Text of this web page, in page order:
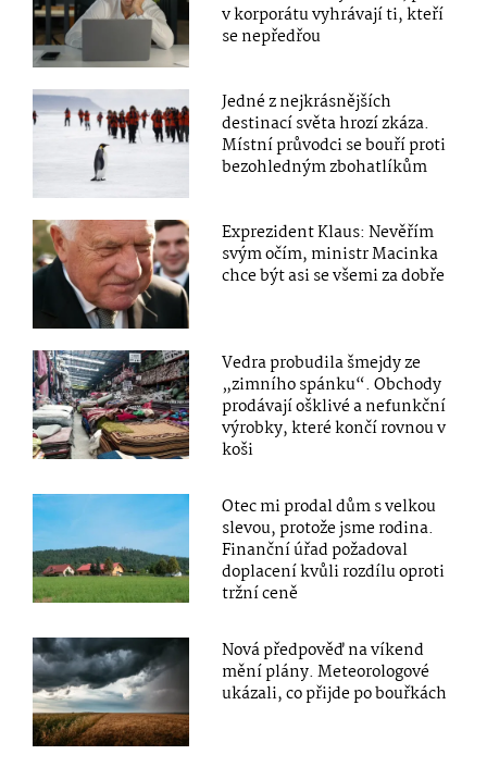
v korporátu vyhrávají ti, kteří
se nepředřou
Jedné z nejkrásnějších
destinací světa hrozí zkáza.
Místní průvodci se bouří proti
bezohledným zbohatlíkům
Exprezident Klaus: Nevěřím
svým očím, ministr Macinka
chce být asi se všemi za dobře
Vedra probudila šmejdy ze
„zimního spánku“. Obchody
prodávají ošklivé a nefunkční
výrobky, které končí rovnou v
koši
Otec mi prodal dům s velkou
slevou, protože jsme rodina.
Finanční úřad požadoval
doplacení kvůli rozdílu oproti
tržní ceně
Nová předpověď na víkend
mění plány. Meteorologové
ukázali, co přijde po bouřkách